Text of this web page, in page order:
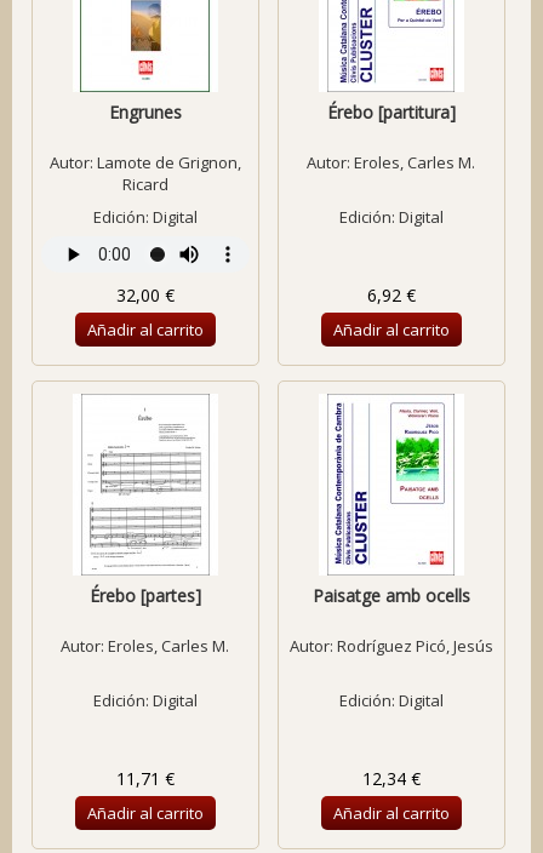
Engrunes
Autor: Lamote de Grignon,
Ricard
Edición: Digital
32,00 €
Añadir al carrito
Érebo [partitura]
Autor:Eroles, Carles M.
Edición: Digital
6,92 €
Añadir al carrito
Érebo [partes]
Autor:Eroles, Carles M.
Edición: Digital
11,71 €
Añadir al carrito
Paisatge amb ocells
Autor: Rodríguez Picó, Jesús
Edición: Digital
12,34 €
Añadir al carrito